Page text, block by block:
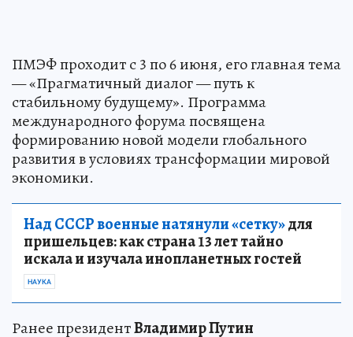
ПМЭФ проходит с 3 по 6 июня, его главная тема
— «Прагматичный диалог — путь к
стабильному будущему». Программа
международного форума посвящена
формированию новой модели глобального
развития в условиях трансформации мировой
экономики.
Над СССР военные натянули «сетку»для
пришельцев: как страна 13 лет тайно
искала и изучала инопланетных гостей
НАУКА
Ранее президентВладимир Путин